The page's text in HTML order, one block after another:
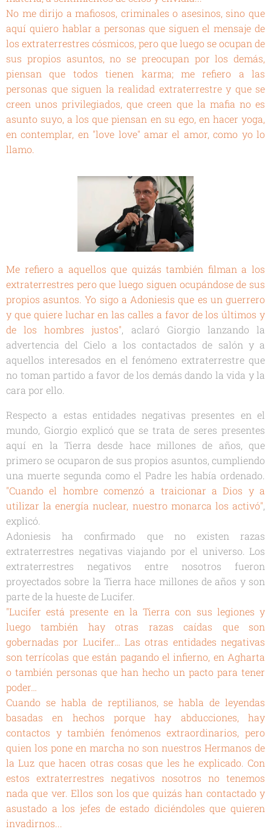
No me dirijo a mafiosos, criminales o asesinos, sino que
aquí quiero hablar a personas que siguen el mensaje de
los extraterrestres cósmicos, pero que luego se ocupan de
sus propios asuntos, no se preocupan por los demás,
piensan que todos tienen karma; me refiero a las
personas que siguen la realidad extraterrestre y que se
creen unos privilegiados, que creen que la mafia no es
asunto suyo, a los que piensan en su ego, en hacer yoga,
en contemplar, en "love love" amar el amor, como yo lo
llamo.
Me refiero a aquellos que quizás también filman a los
extraterrestres pero que luego siguen ocupándose de sus
propios asuntos. Yo sigo a Adoniesis que es un guerrero
y que quiere luchar en las calles a favor de los últimos y
de los hombres justos", aclaró Giorgio lanzando la
advertencia del Cielo a los contactados de salón y a
aquellos interesados en el fenómeno extraterrestre que
no toman partido a favor de los demás dando la vida y la
cara por ello.
Respecto a estas entidades negativas presentes en el
mundo, Giorgio explicó que se trata de seres presentes
aquí en la Tierra desde hace millones de años, que
primero se ocuparon de sus propios asuntos, cumpliendo
una muerte segunda como el Padre les había ordenado.
"Cuando el hombre comenzó a traicionar a Dios y a
utilizar la energía nuclear, nuestro monarca los activó",
explicó.
Adoniesis ha confirmado que no existen razas
extraterrestres negativas viajando por el universo. Los
extraterrestres negativos entre nosotros fueron
proyectados sobre la Tierra hace millones de años y son
parte de la hueste de Lucifer.
"Lucifer está presente en la Tierra con sus legiones y
luego también hay otras razas caídas que son
gobernadas por Lucifer… Las otras entidades negativas
son terrícolas que están pagando el infierno, en Agharta
o también personas que han hecho un pacto para tener
poder…
Cuando se habla de reptilianos, se habla de leyendas
basadas en hechos porque hay abducciones, hay
contactos y también fenómenos extraordinarios, pero
quien los pone en marcha no son nuestros Hermanos de
la Luz que hacen otras cosas que les he explicado. Con
estos extraterrestres negativos nosotros no tenemos
nada que ver. Ellos son los que quizás han contactado y
asustado a los jefes de estado diciéndoles que quieren
invadirnos...